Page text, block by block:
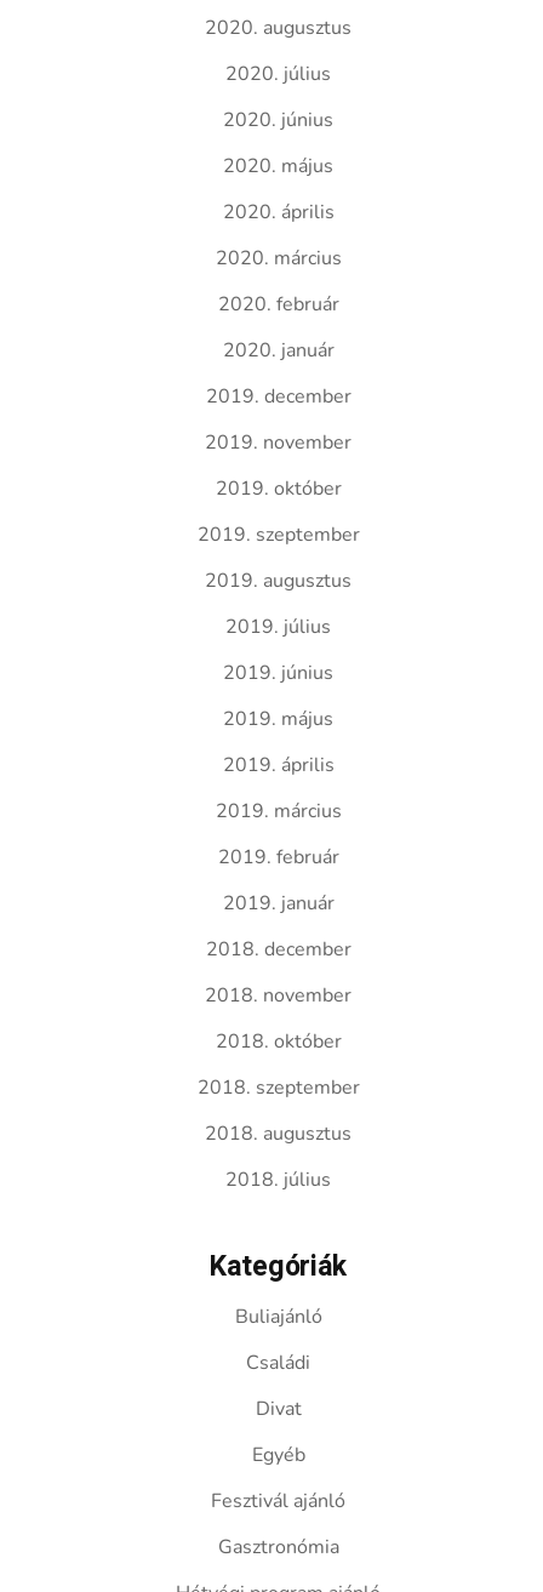
2020. augusztus
2020. július
2020. június
2020. május
2020. április
2020. március
2020. február
2020. január
2019. december
2019. november
2019. október
2019. szeptember
2019. augusztus
2019. július
2019. június
2019. május
2019. április
2019. március
2019. február
2019. január
2018. december
2018. november
2018. október
2018. szeptember
2018. augusztus
2018. július
Kategóriák
Buliajánló
Családi
Divat
Egyéb
Fesztivál ajánló
Gasztronómia